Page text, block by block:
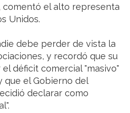
comentó el alto representa
Unidos.
debe perder de vista la
y recordó que su
déficit comercial "masivo"
que el Gobierno del
declarar como